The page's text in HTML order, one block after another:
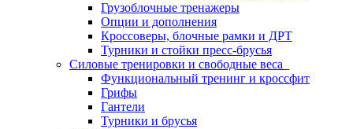
Грузоблочные тренажеры
Опции и дополнения
Кроссоверы, блочные рамки и ДРТ
Турники и стойки пресс-брусья
Силовые тренировки и свободные веса
Функциональный тренинг и кроссфит
Грифы
Гантели
Турники и брусья